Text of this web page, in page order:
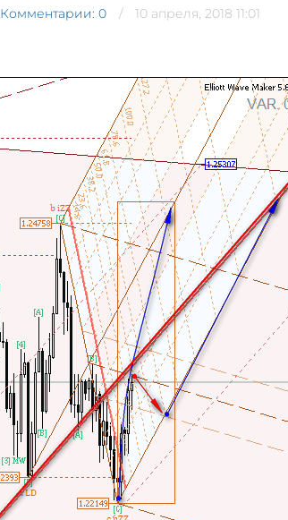
Комментарии: 0 10 апреля, 2018 11:01